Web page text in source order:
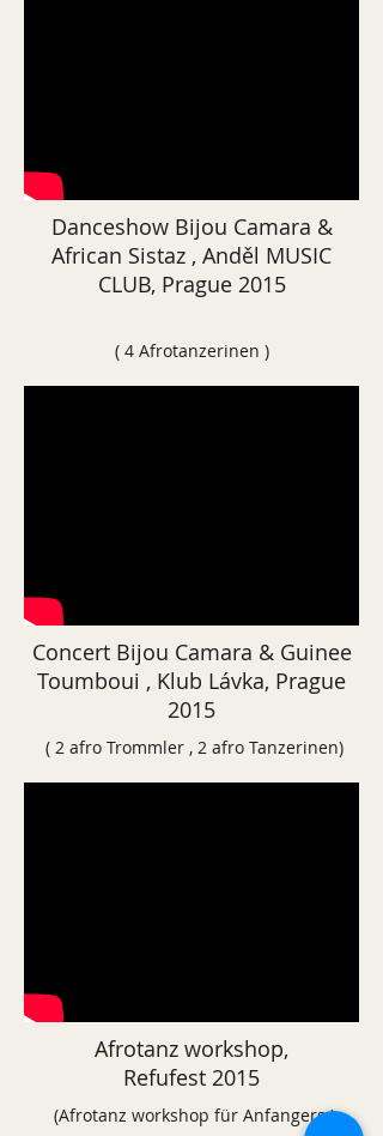
Danceshow Bijou Camara &
African Sistaz , Anděl MUSIC
CLUB, Prague 2015
( 4 Afrotanzerinen )
Concert Bijou Camara & Guinee
Toumboui , Klub Lávka, Prague
2015
( 2 afro Trommler , 2 afro Tanzerinen)
Afrotanz workshop,
Refufest 2015
(Afrotanz workshop für Anfangers )